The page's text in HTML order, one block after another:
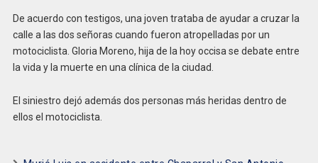
De acuerdo con testigos, una joven trataba de ayudar a cruzar la
calle a las dos señoras cuando fueron atropelladas por un
motociclista. Gloria Moreno, hija de la hoy occisa se debate entre
la vida y la muerte en una clínica de la ciudad.
El siniestro dejó además dos personas más heridas dentro de
ellos el motociclista.